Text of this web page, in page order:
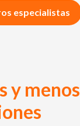
especialistas
y menos